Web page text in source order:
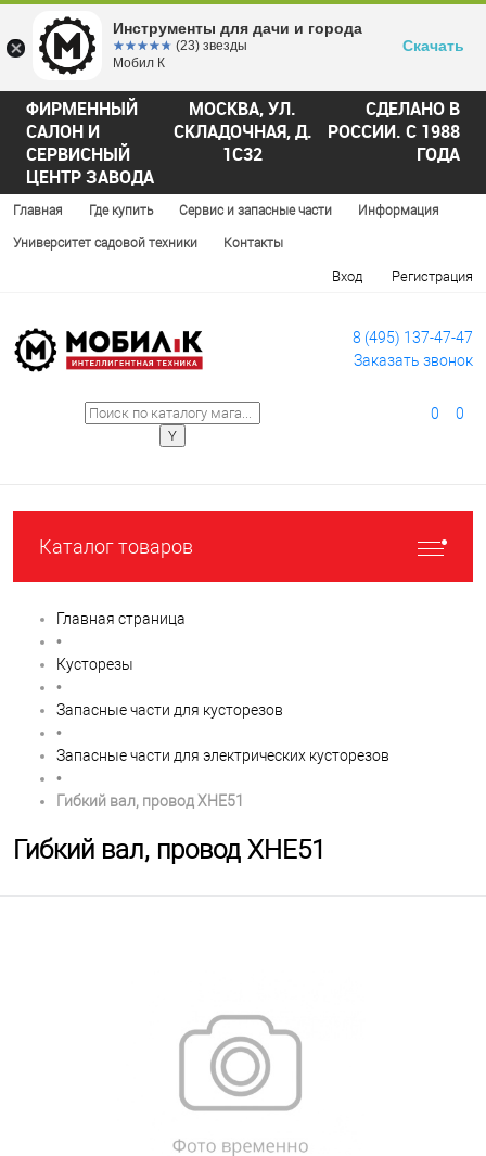
ФИРМЕННЫЙ
САЛОН И
СЕРВИСНЫЙ
ЦЕНТР ЗАВОДА
МОСКВА, УЛ.
СКЛАДОЧНАЯ, Д.
1С32
СДЕЛАНО В
РОССИИ. С 1988
ГОДА
Главная Где купить Сервис и запасные части Информация
Университет садовой техники Контакты
Вход Регистрация
8 (495) 137-47-47
Заказать звонок
0 0
Каталог товаров
Главная страница
•
Кусторезы
•
Запасные части для кусторезов
•
Запасные части для электрических кусторезов
•
Гибкий вал, провод XHE51
Гибкий вал, провод XHE51
Инструменты для дачи и города
☆☆☆☆☆
★★★★★ (23) звезды
Мобил К
Скачать